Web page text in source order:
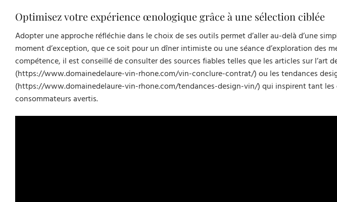
Optimisez votre expérience œnologique grâce à une sélection ciblée
Adopter une approche réfléchie dans le choix de ses outils permet d’aller au-delà d’une
moment d’exception, que ce soit pour un dîner intimiste ou une séance d’exploration des
compétence, il est conseillé de consulter des sources fiables telles que les articles sur l’art
(https://www.domainedelaure-vin-rhone.com/vin-conclure-contrat/) ou les tendances
(https://www.domainedelaure-vin-rhone.com/tendances-design-vin/) qui inspirent tant les
consommateurs avertis.